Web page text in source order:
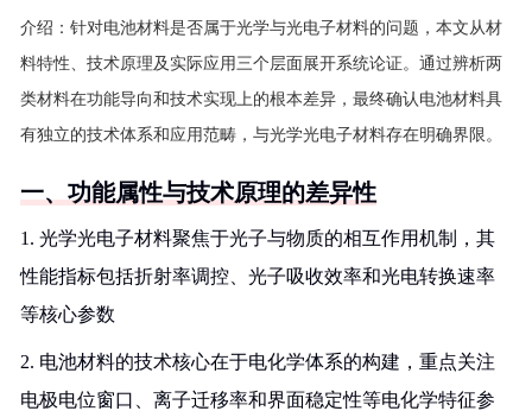
介绍： 针对电池材料是否属于光学与光电子材料的问题，本文从材
料特性、技术原理及实际应用三个层面展开系统论证。通过辨析两
类材料在功能导向和技术实现上的根本差异，最终确认电池材料具
有独立的技术体系和应用范畴，与光学光电子材料存在明确界限。
一、功能属性与技术原理的差异性
1. 光学光电子材料聚焦于光子与物质的相互作用机制，其
性能指标包括折射率调控、光子吸收效率和光电转换速率
等核心参数
2. 电池材料的技术核心在于电化学体系的构建，重点关注
电极电位窗口、离子迁移率和界面稳定性等电化学特征参